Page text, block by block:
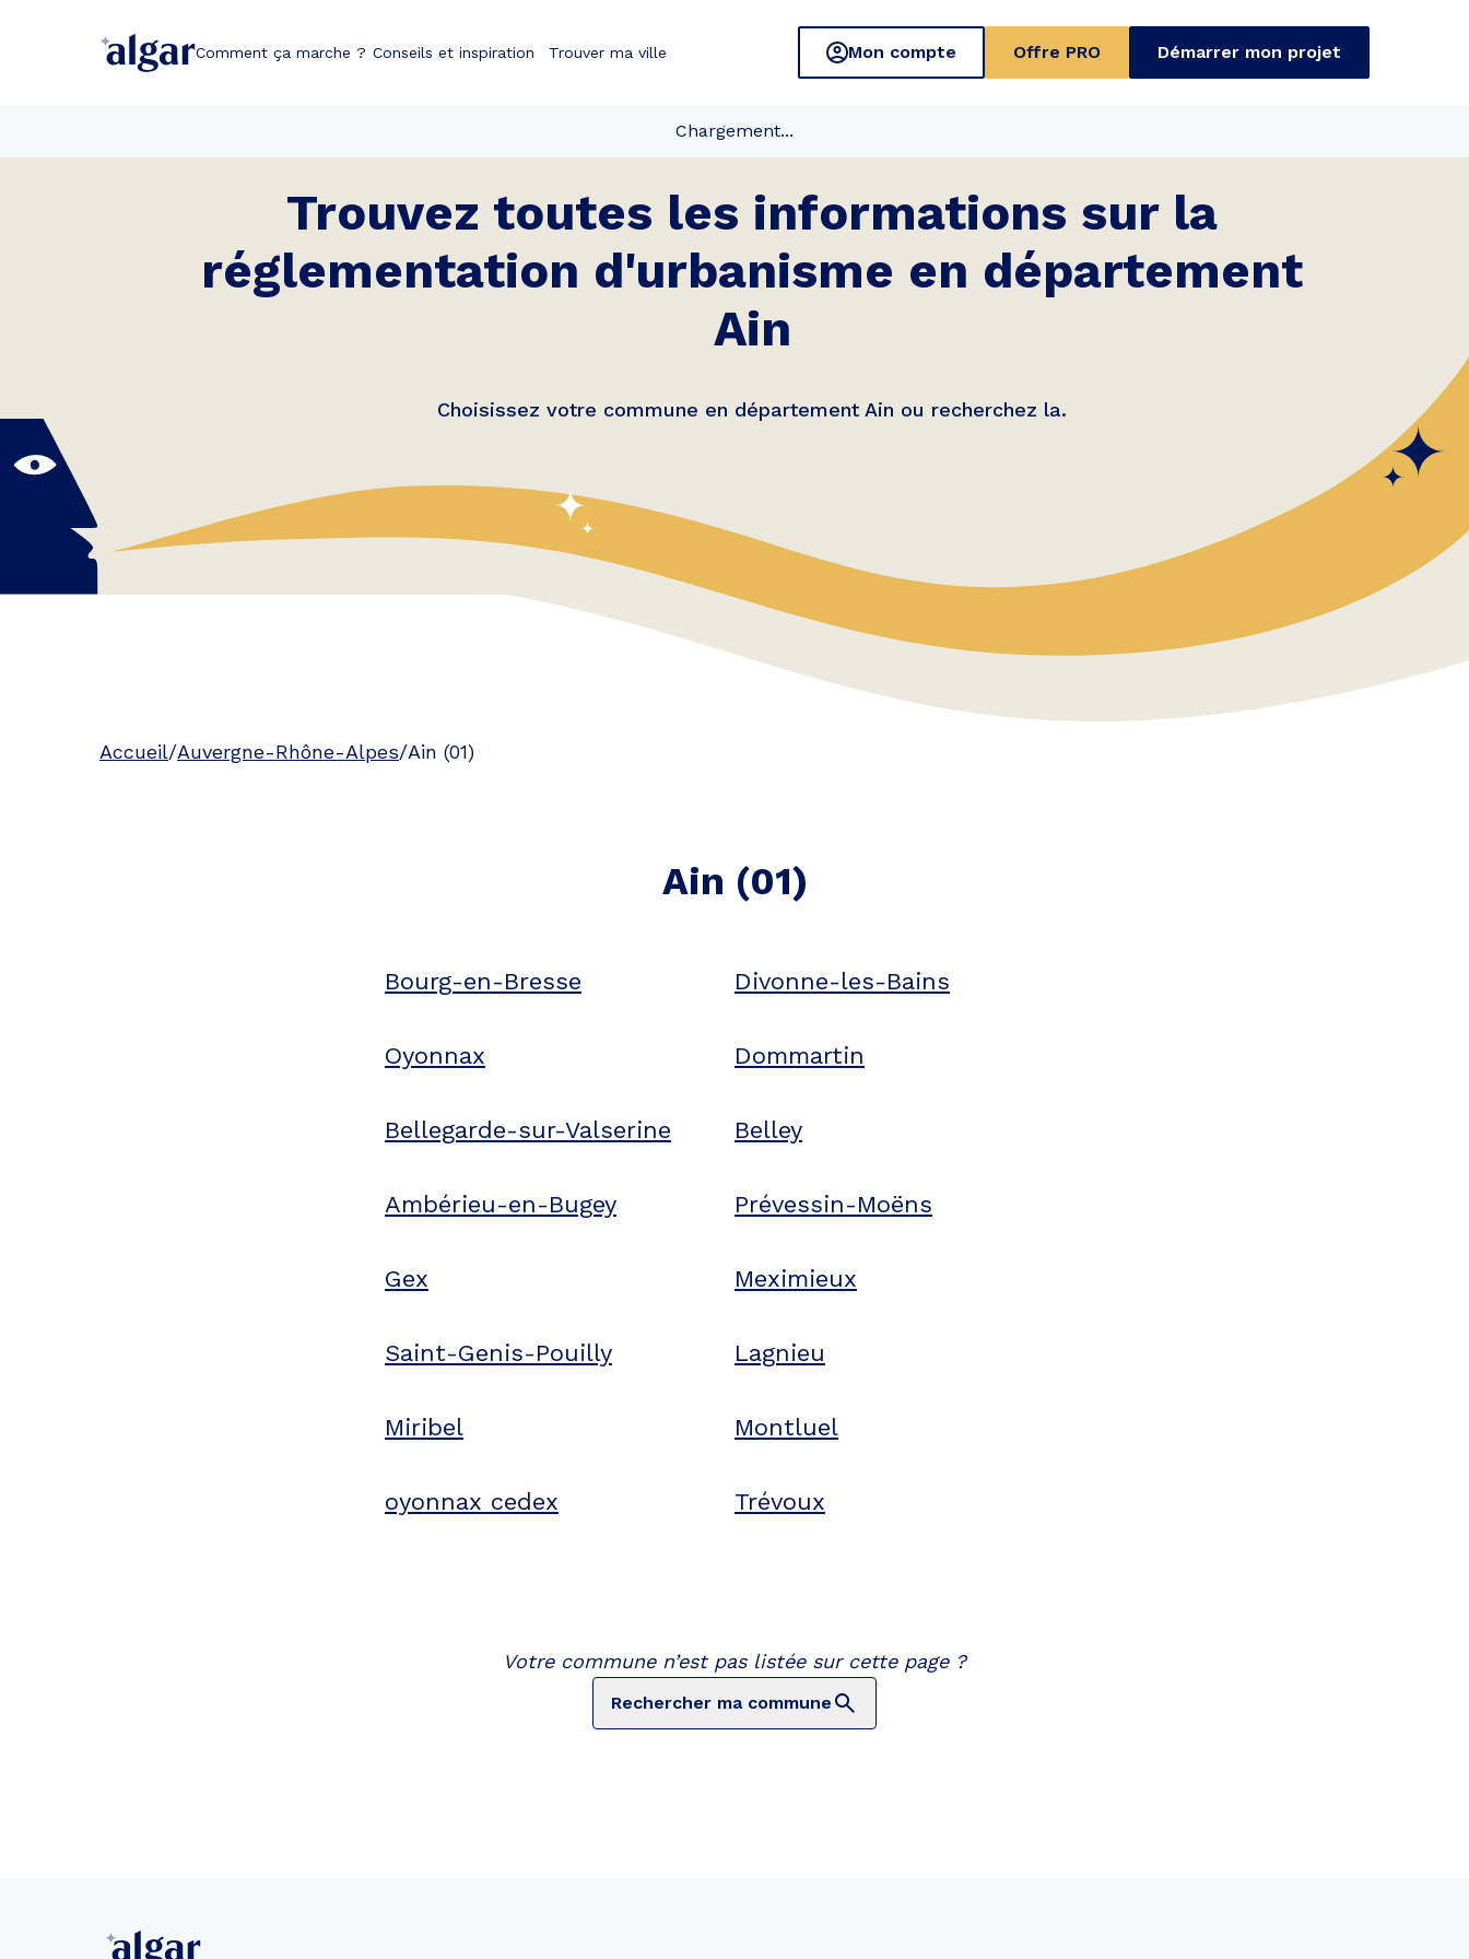
Comment ça marche ? Conseils et inspiration Trouver ma ville Mon compte Offre PRO Démarrer mon projet
Chargement...
Trouvez toutes les informations sur la
réglementation d'urbanisme en département
Ain
Choisissez votre commune en département Ain ou recherchez la.
Accueil/Auvergne-Rhône-Alpes/Ain (01)
Ain (01)
Bourg-en-Bresse
Oyonnax
Bellegarde-sur-Valserine
Ambérieu-en-Bugey
Gex
Saint-Genis-Pouilly
Miribel
oyonnax cedex
Divonne-les-Bains
Dommartin
Belley
Prévessin-Moëns
Meximieux
Lagnieu
Montluel
Trévoux
Votre commune n’est pas listée sur cette page ?
Rechercher ma commune